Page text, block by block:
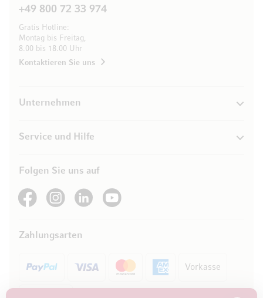
+49 800 72 33 974
Gratis Hotline:
Montag bis Freitag,
8.00 bis 18.00 Uhr
Kontaktieren Sie uns
Unternehmen
Service und Hilfe
Folgen Sie uns auf
See our FacebookSee our Instagram account
See our LinkedInSee our YouTube channel
Zahlungsarten
Vorkasse